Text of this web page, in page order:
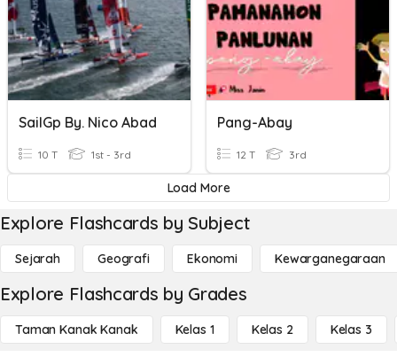
SailGp By. Nico Abad
10 T 1st - 3rd
Pang-Abay
12 T 3rd
Load More
Explore Flashcards by Subject
Sejarah Geografi Ekonomi Kewarganegaraan
Explore Flashcards by Grades
Taman Kanak Kanak Kelas 1 Kelas 2 Kelas 3